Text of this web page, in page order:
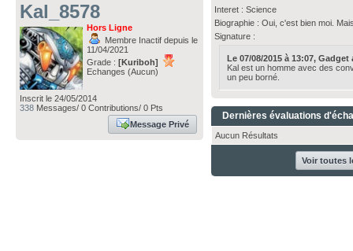
Kal_8578
Hors Ligne
Membre Inactif depuis le
11/04/2021
Grade : [Kuriboh]
Echanges (Aucun)
Inscrit le 24/05/2014
338 Messages/ 0 Contributions/ 0 Pts
Message Privé
Interet : Science
Biographie : Oui, c'est bien moi.
Signature :
Le 07/08/2015 à 13:07,
Kal est un homme avec des
un peu borné.
Dernières évaluations
Aucun Résultats
Voir toutes